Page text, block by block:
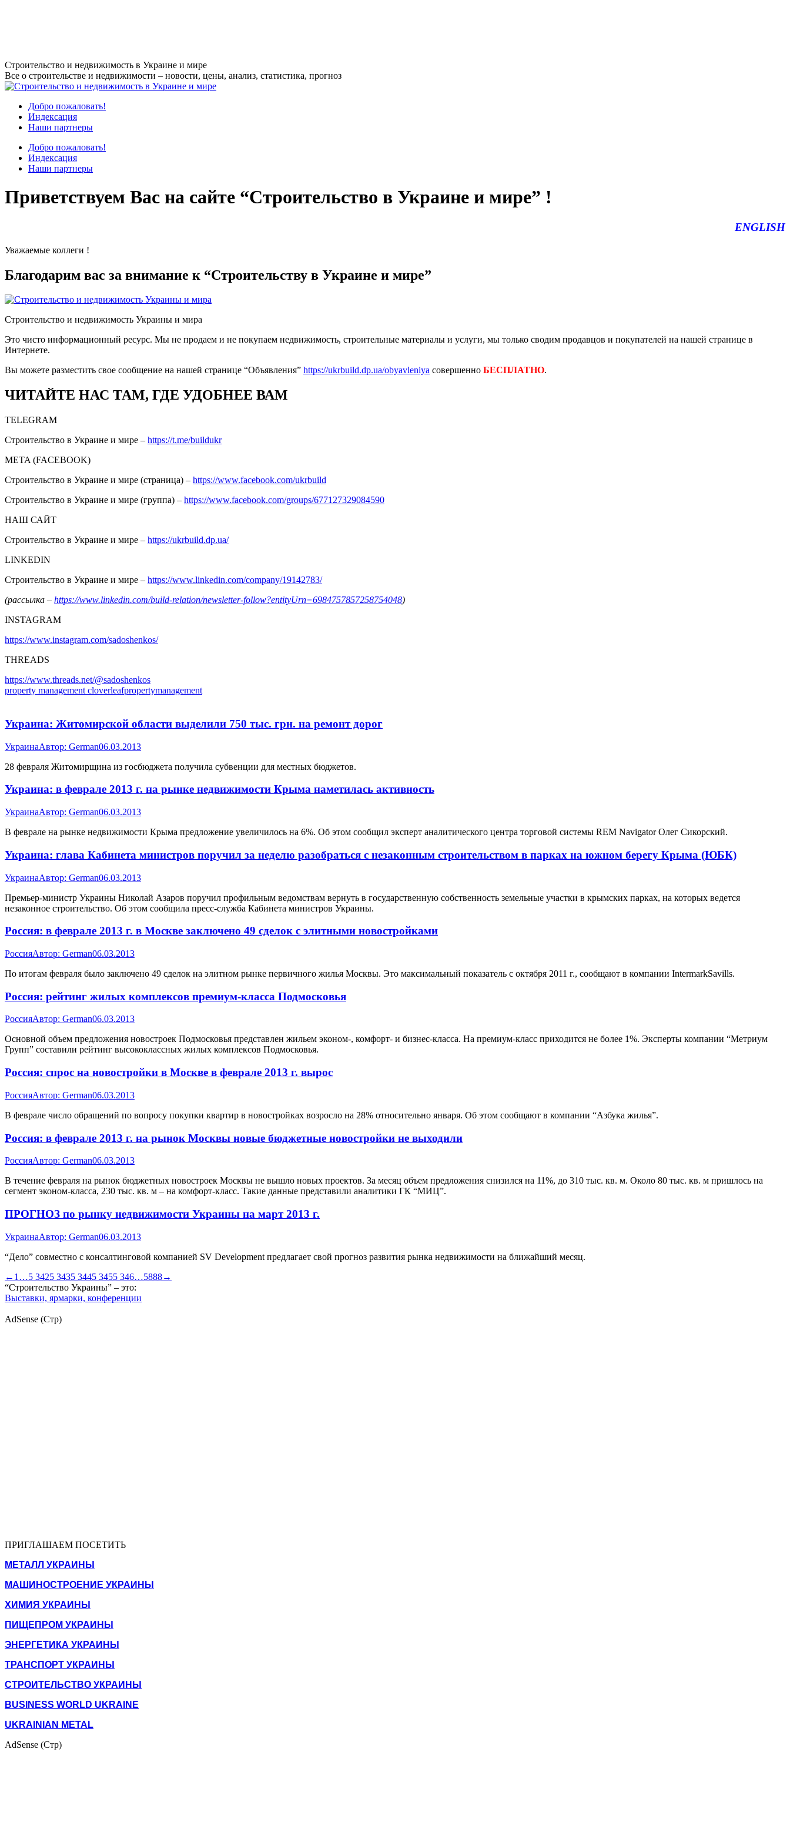
Перейти
к
содержанию
Строительство и недвижимость в Украине и мире
Все о строительстве и недвижимости – новости, цены, анализ, статистика, прогноз
Добро пожаловать!
Индексация
Наши партнеры
Добро пожаловать!
Индексация
Наши партнеры
Приветствуем Вас на сайте “Строительство в Украине и мире” !
ENGLISH
Уважаемые коллеги !
Благодарим вас за внимание к “Строительству в Украине и мире”
Строительство и недвижимость Украины и мира
Это чисто информационный ресурс. Мы не продаем и не покупаем недвижимость, строительные материалы и услуги, мы только сводим продавцов и покупателей на нашей странице в
Интернете.
Вы можете разместить свое сообщение на нашей странице “Объявления” https://ukrbuild.dp.ua/obyavleniya совершенно БЕСПЛАТНО.
ЧИТАЙТЕ НАС ТАМ, ГДЕ УДОБНЕЕ ВАМ
TELEGRAM
Строительство в Украине и мире – https://t.me/buildukr
META (FACEBOOK)
Строительство в Украине и мире (страница) – https://www.facebook.com/ukrbuild
Строительство в Украине и мире (группа) – https://www.facebook.com/groups/677127329084590
НАШ САЙТ
Строительство в Украине и мире – https://ukrbuild.dp.ua/
LINKEDIN
Строительство в Украине и мире – https://www.linkedin.com/company/19142783/
(рассылка – https://www.linkedin.com/build-relation/newsletter-follow?entityUrn=6984757857258754048)
INSTAGRAM
https://www.instagram.com/sadoshenkos/
THREADS
https://www.threads.net/@sadoshenkos
property management cloverleafpropertymanagement
Украина: Житомирской области выделили 750 тыс. грн. на ремонт дорог
УкраинаАвтор: German06.03.2013
28 февраля Житомирщина из госбюджета получила субвенции для местных бюджетов.
Украина: в феврале 2013 г. на рынке недвижимости Крыма наметилась активность
УкраинаАвтор: German06.03.2013
В феврале на рынке недвижимости Крыма предложение увеличилось на 6%. Об этом сообщил эксперт аналитического центра торговой системы REM Navigator Олег Сикорский.
Украина: глава Кабинета министров поручил за неделю разобраться с незаконным строительством в парках на южном берегу Крыма (ЮБК)
УкраинаАвтор: German06.03.2013
Премьер-министр Украины Николай Азаров поручил профильным ведомствам вернуть в государственную собственность земельные участки в крымских парках, на которых ведется
незаконное строительство. Об этом сообщила пресс-служба Кабинета министров Украины.
Россия: в феврале 2013 г. в Москве заключено 49 сделок с элитными новостройками
РоссияАвтор: German06.03.2013
По итогам февраля было заключено 49 сделок на элитном рынке первичного жилья Москвы. Это максимальный показатель с октября 2011 г., сообщают в компании IntermarkSavills.
Россия: рейтинг жилых комплексов премиум-класса Подмосковья
РоссияАвтор: German06.03.2013
Основной объем предложения новостроек Подмосковья представлен жильем эконом-, комфорт- и бизнес-класса. На премиум-класс приходится не более 1%. Эксперты компании “Метриум
Групп” составили рейтинг высококлассных жилых комплексов Подмосковья.
Россия: спрос на новостройки в Москве в феврале 2013 г. вырос
РоссияАвтор: German06.03.2013
В феврале число обращений по вопросу покупки квартир в новостройках возросло на 28% относительно января. Об этом сообщают в компании “Азбука жилья”.
Россия: в феврале 2013 г. на рынок Москвы новые бюджетные новостройки не выходили
РоссияАвтор: German06.03.2013
В течение февраля на рынок бюджетных новостроек Москвы не вышло новых проектов. За месяц объем предложения снизился на 11%, до 310 тыс. кв. м. Около 80 тыс. кв. м пришлось на
сегмент эконом-класса, 230 тыс. кв. м – на комфорт-класс. Такие данные представили аналитики ГК “МИЦ”.
ПРОГНОЗ по рынку недвижимости Украины на март 2013 г.
УкраинаАвтор: German06.03.2013
“Дело” совместно с консалтинговой компанией SV Development предлагает свой прогноз развития рынка недвижимости на ближайший месяц.
← 1 …5 3425 3435 3445 3455 346…5888→
“Строительство Украины” – это:
Выставки, ярмарки, конференции
AdSense (Стр)
ПРИГЛАШАЕМ ПОСЕТИТЬ
МЕТАЛЛ УКРАИНЫ
МАШИНОСТРОЕНИЕ УКРАИНЫ
ХИМИЯ УКРАИНЫ
ПИЩЕПРОМ УКРАИНЫ
ЭНЕРГЕТИКА УКРАИНЫ
ТРАНСПОРТ УКРАИНЫ
СТРОИТЕЛЬСТВО УКРАИНЫ
BUSINESS WORLD UKRAINE
UKRAINIAN METAL
AdSense (Стр)